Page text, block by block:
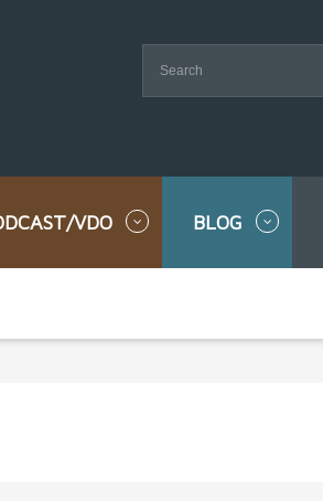
VDO BLOG